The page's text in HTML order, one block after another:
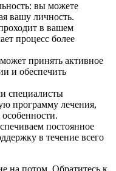
вы можете
вашу личность.
в вашем
процесс более
принять активное
и обеспечить
специалисты
программу лечения,
постоянное
в течение всего